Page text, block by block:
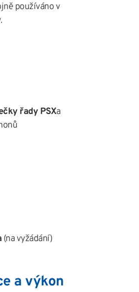
používáno v
řady PSXa
(na vyžádání)
a výkon